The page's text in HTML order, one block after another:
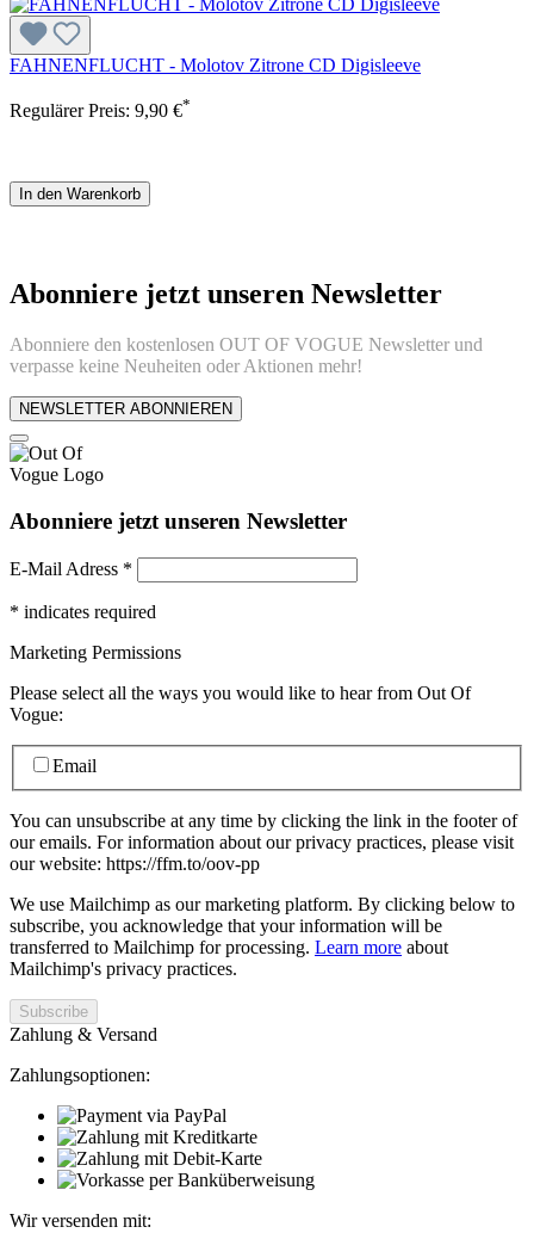
FAHNENFLUCHT - Molotov Zitrone CD Digisleeve
Regulärer Preis: 9,90 €*
In den Warenkorb
Abonniere jetzt unseren Newsletter
Abonniere den kostenlosen OUT OF VOGUE Newsletter und
verpasse keine Neuheiten oder Aktionen mehr!
NEWSLETTER ABONNIEREN
Abonniere jetzt unseren Newsletter
E-Mail Adress *
* indicates required
Marketing Permissions
Please select all the ways you would like to hear from Out Of
Vogue:
Email
You can unsubscribe at any time by clicking the link in the footer of
our emails. For information about our privacy practices, please visit
our website: https://ffm.to/oov-pp
We use Mailchimp as our marketing platform. By clicking below to
subscribe, you acknowledge that your information will be
transferred to Mailchimp for processing. Learn more about
Mailchimp's privacy practices.
Zahlung & Versand
Zahlungsoptionen:
Wir versenden mit: